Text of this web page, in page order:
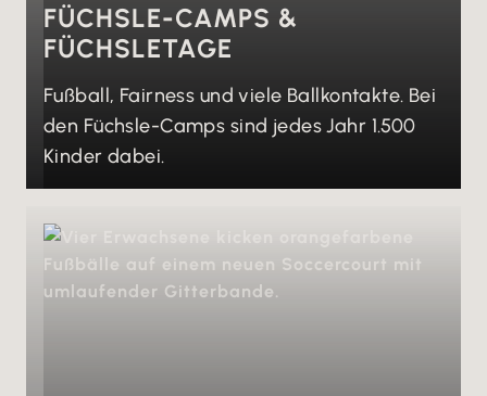
FÜCHSLE-CAMPS &
FÜCHSLETAGE
Fußball, Fairness und viele Ballkontakte. Bei
den Füchsle-Camps sind jedes Jahr 1.500
Kinder dabei.